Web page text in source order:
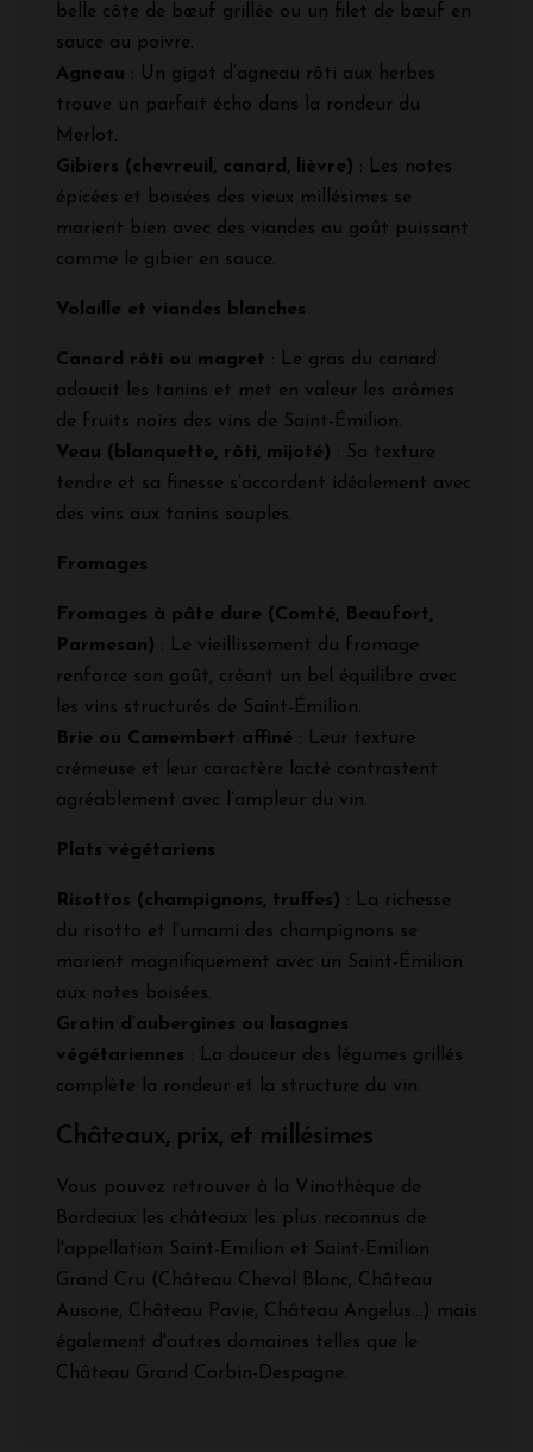
belle côte de bœuf grillée ou un filet de bœuf en
sauce au poivre.
Agneau : Un gigot d’agneau rôti aux herbes
trouve un parfait écho dans la rondeur du
Merlot.
Gibiers (chevreuil, canard, lièvre) : Les notes
épicées et boisées des vieux millésimes se
marient bien avec des viandes au goût puissant
comme le gibier en sauce.
Volaille et viandes blanches
Canard rôti ou magret : Le gras du canard
adoucit les tanins et met en valeur les arômes
de fruits noirs des vins de Saint-Émilion.
Veau (blanquette, rôti, mijoté) : Sa texture
tendre et sa finesse s’accordent idéalement avec
des vins aux tanins souples.
Fromages
Fromages à pâte dure (Comté, Beaufort,
Parmesan) : Le vieillissement du fromage
renforce son goût, créant un bel équilibre avec
les vins structurés de Saint-Émilion.
Brie ou Camembert affiné : Leur texture
crémeuse et leur caractère lacté contrastent
agréablement avec l’ampleur du vin.
Plats végétariens
Risottos (champignons, truffes) : La richesse
du risotto et l’umami des champignons se
marient magnifiquement avec un Saint-Émilion
aux notes boisées.
Gratin d’aubergines ou lasagnes
végétariennes : La douceur des légumes grillés
complète la rondeur et la structure du vin.
Châteaux, prix, et millésimes
Vous pouvez retrouver à la Vinothèque de
Bordeaux les châteaux les plus reconnus de
l'appellation Saint-Emilion et Saint-Emilion
Grand Cru (Château Cheval Blanc, Château
Ausone, Château Pavie, Château Angelus...) mais
également d'autres domaines telles que le
Château Grand Corbin-Despagne.